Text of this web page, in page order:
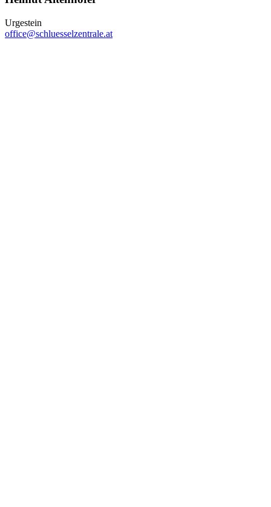
Urgestein
office@schluesselzentrale.at